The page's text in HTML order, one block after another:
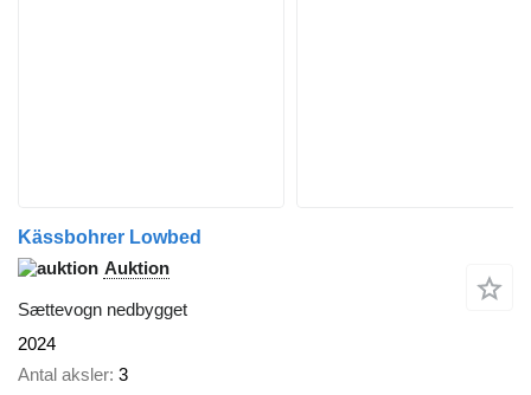
Kässbohrer Lowbed
Auktion
Sættevogn nedbygget
2024
Antal aksler 3